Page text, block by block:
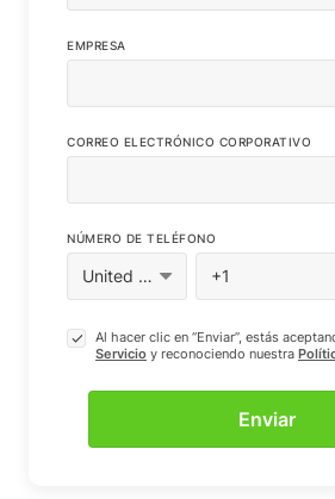
EMPRESA
CORREO ELECTRÓNICO CORPORATIVO
NÚMERO DE TELÉFONO
Al hacer clic en “Enviar”, estás
Servicio y reconociendo nuestra